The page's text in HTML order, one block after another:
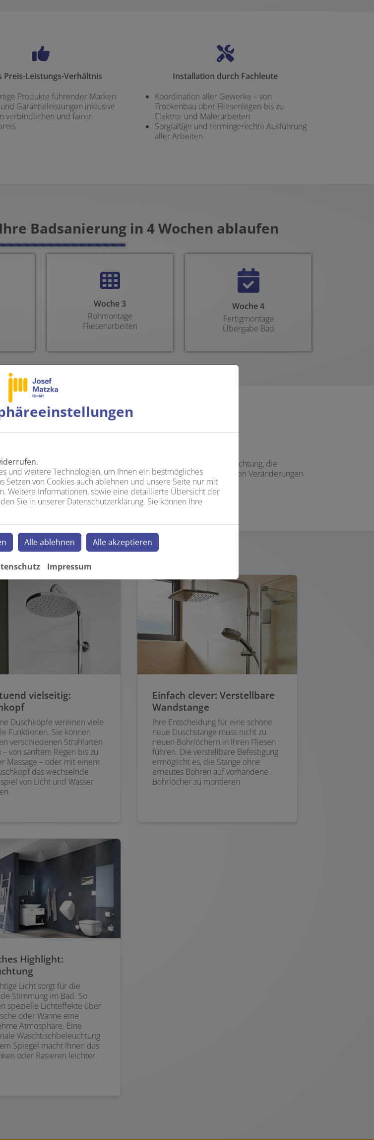
Preis-Leistungs-Verhältnis
Produkte führender Marken
Garantieleistungen inklusive
verbindlichen und fairen
Installation durch Fachleute
Koordination aller Gewerke – von
Trockenbau über Fliesenlegen bis zu
Elektro- und Malerarbeiten
Sorgfältige und termingerechte Ausführung
aller Arbeiten
Badsanierung in 4 Wochen ablaufen
Counter-Fortschritt von 0
Woche 3
Rohmontage
Fliesenarbeiten
Woche 4
Fertigmontage
Übergabe Bad
GmbH
die dem Auge schmeicheln. Oder eine stimmungsvolle Beleuchtung, die
etwas Besonderem machen. Wir zeigen Ihnen, wie Sie mit kleinen Veränderungen
vielseitig:
Duschköpfe vereinen viele
Funktionen. Sie können
verschiedenen Strahlarten
von sanftem Regen bis zu
Massage – oder mit einem
das wechselnde
von Licht und Wasser
Einfach clever: Verstellbare
Wandstange
Ihre Entscheidung für eine schöne
neue Duschstange muss nicht zu
neuen Bohrlöchern in Ihren Fliesen
führen. Die verstellbare Befestigung
ermöglicht es, die Stange ohne
erneutes Bohren auf vorhandene
Bohrlöcher zu montieren.
Highlight:
Licht sorgt für die
Stimmung im Bad. So
spezielle Lichteffekte über
oder Wanne eine
Atmosphäre. Eine
Waschtischbeleuchtung
Spiegel macht Ihnen das
oder Rasieren leichter.
und weitere Technologien, um Ihnen ein bestmögliches
Setzen von Cookies auch ablehnen und unsere Seite nur mit
Weitere Informationen, sowie eine detaillierte Übersicht der
Sie in unserer Datenschutzerklärung. Sie können Ihre
Alle ablehnen Alle akzeptieren
Impressum